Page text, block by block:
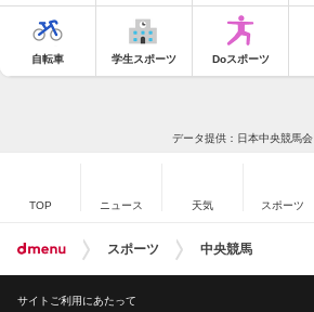
自転車 学生スポーツ Doスポーツ
データ提供：日本中央競馬会
TOP ニュース 天気 スポーツ
スポーツ 中央競馬
サイトご利用にあたって